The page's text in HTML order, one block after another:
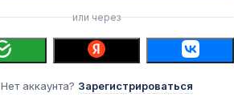
или через
Нет аккаунта? Зарегистрироваться